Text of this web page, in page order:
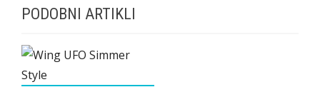
PODOBNI ARTIKLI